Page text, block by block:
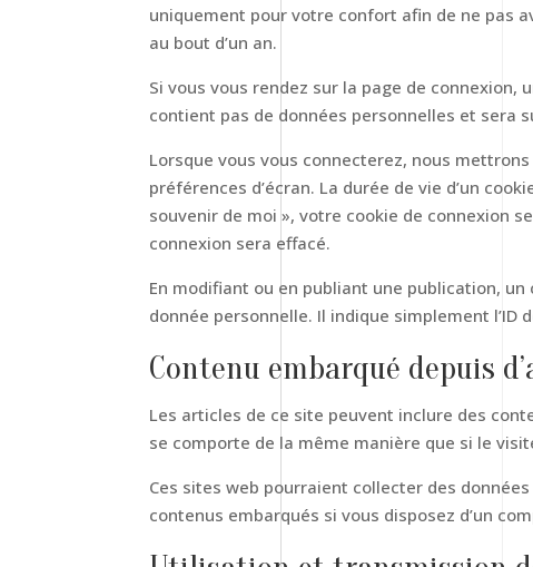
uniquement pour votre confort afin de ne pas
au bout d’un an.
Si vous vous rendez sur la page de
contient pas de données personnelles et sera
Lorsque vous vous connecterez, nous
préférences d’écran. La durée de vie d’un
souvenir de moi », votre cookie de connexion
connexion sera effacé.
En modifiant ou en publiant une publication,
donnée personnelle. Il indique simplement l’ID
Contenu embarqué depuis
Les articles de ce site peuvent inclure des
se comporte de la même manière que si le
Ces sites web pourraient collecter des
contenus embarqués si vous disposez d’un